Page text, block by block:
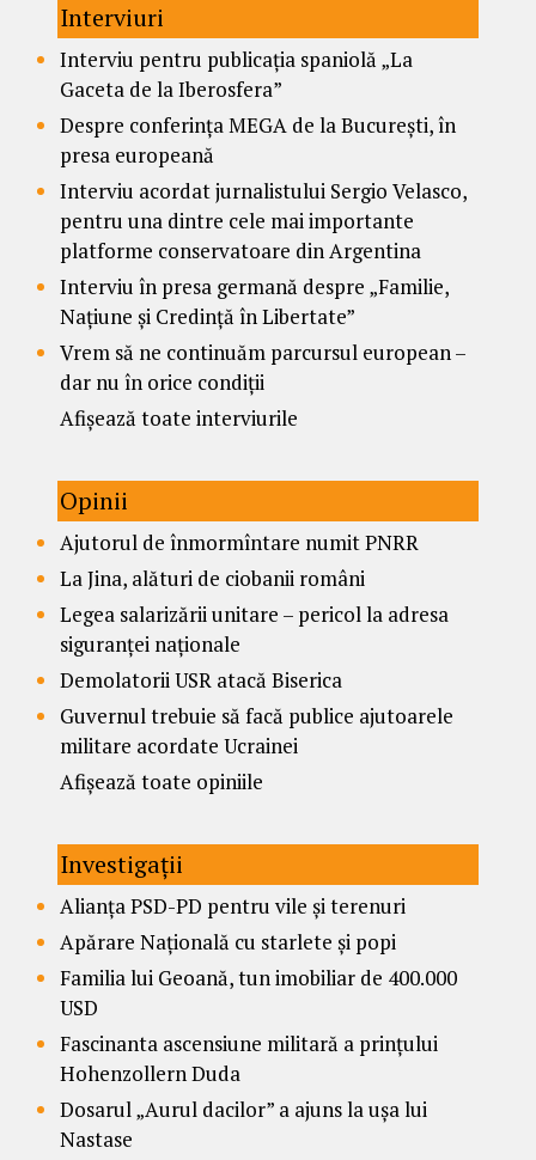
Interviuri
Interviu pentru publicația spaniolă „La
Gaceta de la Iberosfera”
Despre conferința MEGA de la București, în
presa europeană
Interviu acordat jurnalistului Sergio Velasco,
pentru una dintre cele mai importante
platforme conservatoare din Argentina
Interviu în presa germană despre „Familie,
Națiune și Credință în Libertate”
Vrem să ne continuăm parcursul european –
dar nu în orice condiții
Afișează toate interviurile
Opinii
Ajutorul de înmormîntare numit PNRR
La Jina, alături de ciobanii români
Legea salarizării unitare – pericol la adresa
siguranței naționale
Demolatorii USR atacă Biserica
Guvernul trebuie să facă publice ajutoarele
militare acordate Ucrainei
Afișează toate opiniile
Investigații
Alianța PSD-PD pentru vile și terenuri
Apărare Națională cu starlete și popi
Familia lui Geoană, tun imobiliar de 400.000
USD
Fascinanta ascensiune militară a prințului
Hohenzollern Duda
Dosarul „Aurul dacilor” a ajuns la ușa lui
Nastase